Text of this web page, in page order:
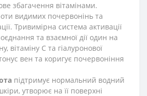
збагачення вітамінами.
видимих ​​почервонінь та
Тривимірна система активації
та взаємної дії один на
вітаміну С та гіалуронової
вен та коригує почервоніння
підтримує нормальний водний
утворює на її поверхні